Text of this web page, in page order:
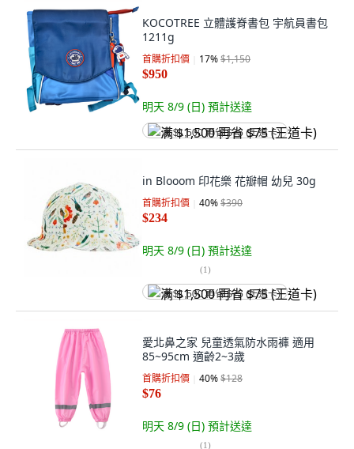
KOCOTREE 立體護脊書包 宇航員書包
1211g
首購折扣價 17%$1,150
$950
明天 8/9 (日) 預計送達
满 $1,500 再省 $75 (王道卡)
in Blooom 印花樂 花瓣帽 幼兒 30g
首購折扣價 40%$390
$234
明天 8/9 (日) 預計送達
(1)
满 $1,500 再省 $75 (王道卡)
愛北鼻之家 兒童透氣防水雨褲 適用
85~95cm 適齡2~3歲
首購折扣價 40%$128
$76
明天 8/9 (日) 預計送達
(1)